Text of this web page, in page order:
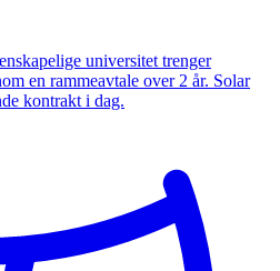
universitet trenger
en rammeavtale over 2 år. Solar
kontrakt i dag.